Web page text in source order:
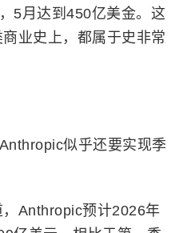
5月达到450亿美金。这
业史上，都属于史非常
似乎还要实现季
Anthropic预计2026年